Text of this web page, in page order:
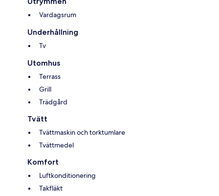
Vardagsrum
Underhållning
Tv
Utomhus
Terrass
Grill
Trädgård
Tvätt
Tvättmaskin och torktumlare
Tvättmedel
Komfort
Luftkonditionering
Takfläkt